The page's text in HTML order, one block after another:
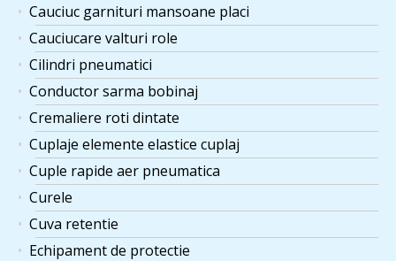
Cauciuc garnituri mansoane placi
Cauciucare valturi role
Cilindri pneumatici
Conductor sarma bobinaj
Cremaliere roti dintate
Cuplaje elemente elastice cuplaj
Cuple rapide aer pneumatica
Curele
Cuva retentie
Echipament de protectie